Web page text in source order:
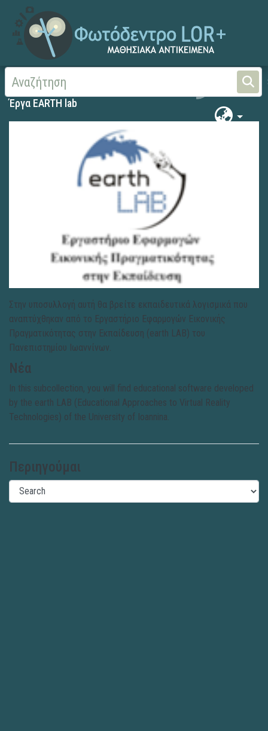
Αρχική Έργα EARTH lab Έργα EARTH lab
Έργα EARTH lab
Στην υποσυλλογή αυτή θα βρείτε εκπαιδευτικά λογισμικά που
αναπτύχθηκαν από το Εργαστήριο Εφαρμογών Εικονικής
Πραγματικότητας στην Εκπαίδευση (earth LAB) του
Πανεπιστημίου Ιωαννίνων.
Νέα
In this subcollection, you will find educational software developed
by the earth LAB (Educational Approaches to Virtual Reality
Technologies) of the University of Ioannina.
Περιηγούμαι